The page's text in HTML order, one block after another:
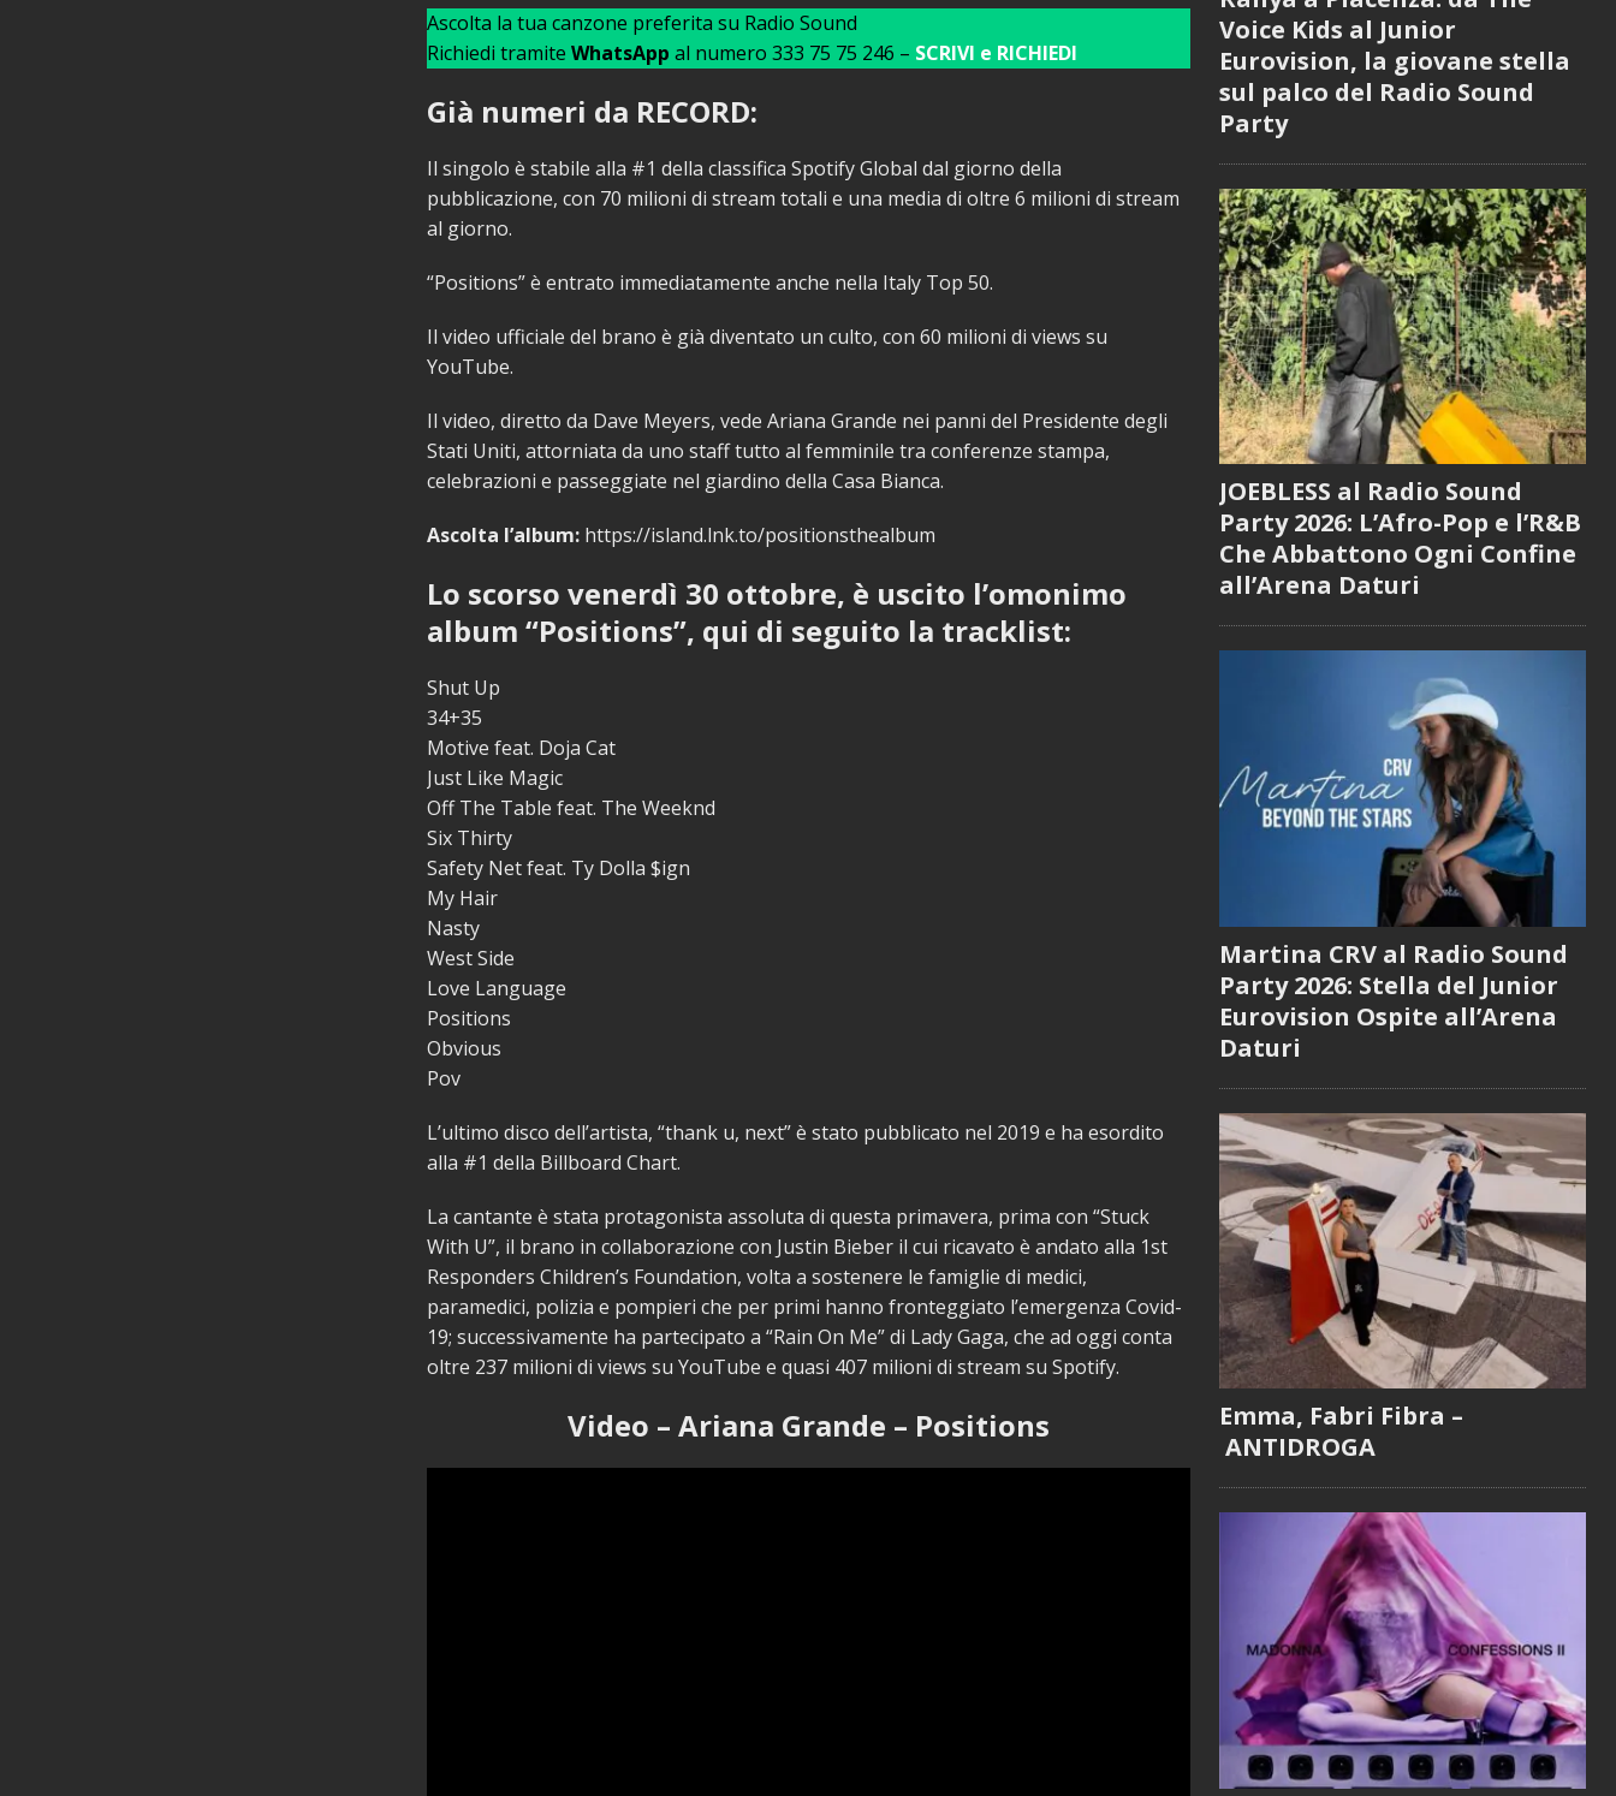
Ascolta la tua canzone preferita su Radio Sound
Richiedi tramite WhatsApp al numero 333 75 75 246 – SCRIVI e RICHIEDI
Già numeri da RECORD:
Il singolo è stabile alla #1 della classifica Spotify Global dal giorno della
pubblicazione, con 70 milioni di stream totali e una media di oltre 6 milioni di stream
al giorno.
“Positions” è entrato immediatamente anche nella Italy Top 50.
Il video ufficiale del brano è già diventato un culto, con 60 milioni di views su
YouTube.
Il video, diretto da Dave Meyers, vede Ariana Grande nei panni del Presidente degli
Stati Uniti, attorniata da uno staff tutto al femminile tra conferenze stampa,
celebrazioni e passeggiate nel giardino della Casa Bianca.
Ascolta l’album:https://island.lnk.to/positionsthealbum
Lo scorso venerdì 30 ottobre, è uscito l’omonimo
album “Positions”, qui di seguito la tracklist:
Shut Up
34+35
Motive feat. Doja Cat
Just Like Magic
Off The Table feat. The Weeknd
Six Thirty
Safety Net feat. Ty Dolla $ign
My Hair
Nasty
West Side
Love Language
Positions
Obvious
Pov
L’ultimo disco dell’artista, “thank u, next” è stato pubblicato nel 2019 e ha esordito
alla #1 della Billboard Chart.
La cantante è stata protagonista assoluta di questa primavera, prima con “Stuck
With U”, il brano in collaborazione con Justin Bieber il cui ricavato è andato alla 1st
Responders Children’s Foundation, volta a sostenere le famiglie di medici,
paramedici, polizia e pompieri che per primi hanno fronteggiato l’emergenza Covid-
19; successivamente ha partecipato a “Rain On Me” di Lady Gaga, che ad oggi conta
oltre 237 milioni di views su YouTube e quasi 407 milioni di stream su Spotify.
Video – Ariana Grande – Positions
Voice Kids al Junior
Eurovision, la giovane stella
sul palco del Radio Sound
Party
JOEBLESS al Radio Sound
Party 2026: L’Afro-Pop e l’R&B
Che Abbattono Ogni Confine
all’Arena Daturi
Martina CRV al Radio Sound
Party 2026: Stella del Junior
Eurovision Ospite all’Arena
Daturi
Emma, Fabri Fibra –
ANTIDROGA